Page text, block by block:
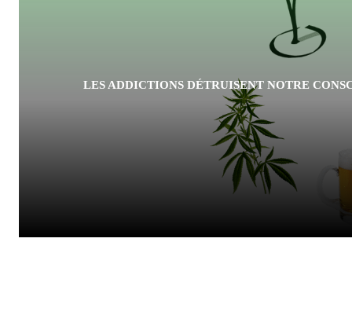
LES ADDICTIONS DÉTRUISENT NOTRE